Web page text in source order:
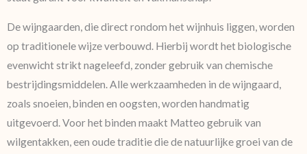
De wijngaarden, die direct rondom het wijnhuis liggen, worden
op traditionele wijze verbouwd. Hierbij wordt het biologische
evenwicht strikt nageleefd, zonder gebruik van chemische
bestrijdingsmiddelen. Alle werkzaamheden in de wijngaard,
zoals snoeien, binden en oogsten, worden handmatig
uitgevoerd. Voor het binden maakt Matteo gebruik van
wilgentakken, een oude traditie die de natuurlijke groei van de